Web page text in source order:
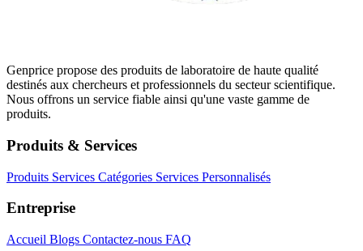
Genprice propose des produits de laboratoire de haute qualité
destinés aux chercheurs et professionnels du secteur scientifique.
Nous offrons un service fiable ainsi qu'une vaste gamme de
produits.
Produits & Services
Produits Services Catégories Services Personnalisés
Entreprise
Accueil Blogs Contactez-nous FAQ